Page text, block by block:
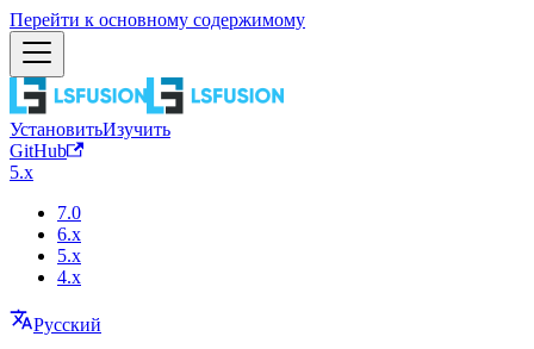
Перейти к основному содержимому
УстановитьИзучить
GitHub
5.x
7.0
6.x
5.x
4.x
Русский